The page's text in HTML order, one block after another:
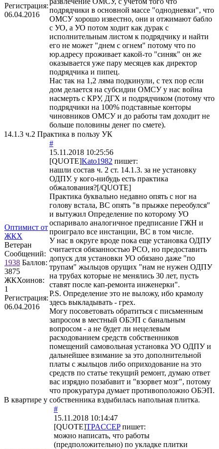
Регистрация:
06.04.2016
подрядчики в основной массе "однодневки", что
ОМСУ хорошо известно, они и отжимают бабло
с УО, а УО потом ходит как дурак с
исполнительным листом к подрядчику и найти
его не может "днем с огнем" потому что по
юр.адресу проживает какой-то "синяк" он же
оказывается уже пару месяцев как директор
подрядчика и пипец.
Нас так на 1,2 ляма подкинули, с тех пор если
дом делается на субсидии ОМСУ у нас война
насмерть с КРУ, ДГХ и подрядчиком (потому что
подрядчики на 100% подставные конторы
чиновников ОМСУ и до работы там доходит не
больше половины денег по смете).
14.1.3 ч.2 Практика в пользу УК
Оптимист от
ЖКХ
Ветеран
Сообщений:
1938 Баллов:
3875
ЖКХоинов:
1
Регистрация:
06.04.2016
#
15.11.2018 10:25:56
[QUOTE]Kato1982 пишет:
нашли состав ч. 2 ст. 14.1.3. за не установку
ОДПУ. у кого-нибудь есть практика
обжалования?[/QUOTE]
Практика буквально недавно опять с ног на
голову встала, ВС опять "в прыжке переобулся"
и вытужил Определение по которому УО
оспаривало аналогичное предписание ГЖН и
проиграло все инстанции, ВС в том числе.
У нас в округе вроде пока еще установка ОДПУ
считается обязанностью РСО, но предоставить
допуск для установки УО обязано даже "по
трупам" жыльцов орущих "нам не нужен ОДПУ
на трубах которые не менялись 30 лет, пусть
ставят после кап-ремонта инженерки".
P.S. Определение это не выложу, ибо крамолу
здесь выкладывать - грех.
Могу посоветовать обратиться с письменным
запросом в местный ОБЭП с банальным
вопросом - а не будет ли нецелевым
расходованием средств собственников
помещений самовольная установка УО ОДПУ и
дальнейшее взимание за это дополнительной
платы с жыльцов либо оприходование на это
средств по статье текущий ремонт, думаю ответ
вас изрядно позабавит и "взорвет мозг", потому
что прокуратура думает противоположно ОБЭП.
В квартире у собственника вздыбилась напольная плитка.
#
15.11.2018 10:14:47
[QUOTE]TPACCEPпишет:
можно написать, что работы
(предположительно) по укладке плитки